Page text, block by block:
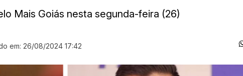
Mais Goiás nesta segunda-feira (26)
em: 26/08/2024 17:42